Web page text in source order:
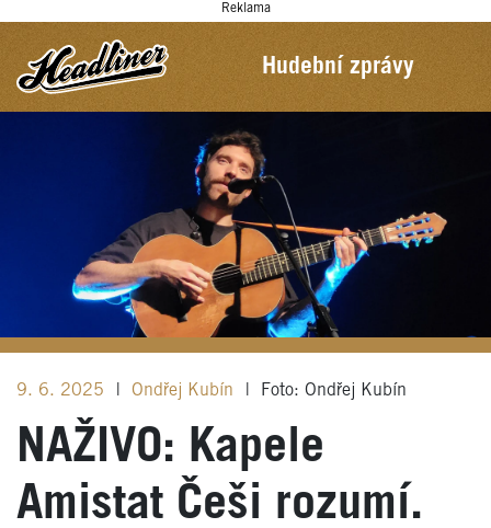
Reklama
Hudební zprávy
9. 6. 2025 Ondřej Kubín Foto: Ondřej Kubín
NAŽIVO: Kapele
Amistat Češi rozumí.